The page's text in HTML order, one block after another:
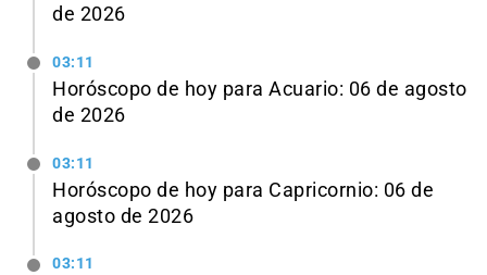
de 2026
03:11
Horóscopo de hoy para Acuario: 06 de agosto
de 2026
03:11
Horóscopo de hoy para Capricornio: 06 de
agosto de 2026
03:11